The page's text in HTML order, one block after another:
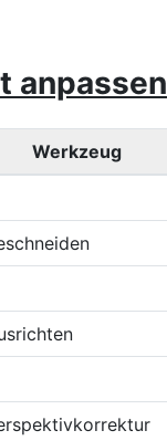
anpassen
Werkzeug